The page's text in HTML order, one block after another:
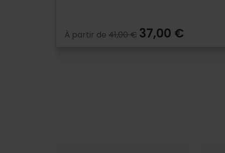
À partir de 41,00 € 37,00 €